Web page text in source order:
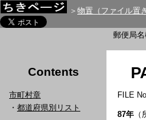
＞ 物置（ファイル置
郵便局
Contents
市町村章
・ 都道府県別リスト
FILE
87年